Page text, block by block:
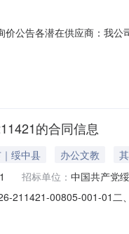
价公告各潜在供应商：我
具有良好的信誉和诚实
的合同信息
绥中县 办公文教
招标单位： 中国共产党
211421-00805-001-01
方）：绥中县绥中镇博鑫